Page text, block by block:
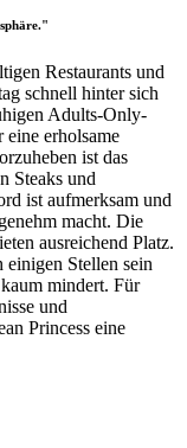
Restaurants und
schnell hinter sich
Adults-Only-
erholsame
ist das
Steaks und
ist aufmerksam und
macht. Die
ausreichend Platz.
Stellen sein
mindert. Für
und
Princess eine